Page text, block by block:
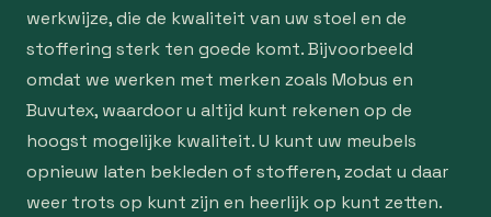
werkwijze, die de kwaliteit van uw stoel en de
stoffering sterk ten goede komt. Bijvoorbeeld
omdat we werken met merken zoals Mobus en
Buvutex, waardoor u altijd kunt rekenen op de
hoogst mogelijke kwaliteit. U kunt uw meubels
opnieuw laten bekleden of stofferen, zodat u daar
weer trots op kunt zijn en heerlijk op kunt zetten.